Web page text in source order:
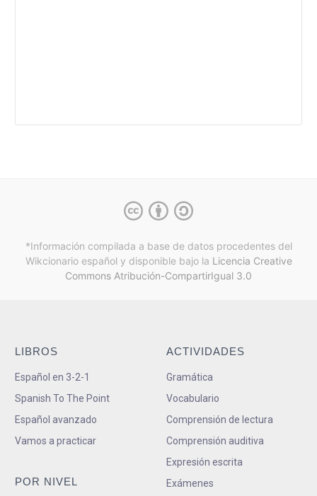
*Información compilada a base de datos procedentes del
Wikcionario español y disponible bajo la Licencia Creative
Commons Atribución-CompartirIgual 3.0
LIBROS
Español en 3-2-1
Spanish To The Point
Español avanzado
Vamos a practicar
POR NIVEL
ACTIVIDADES
Gramática
Vocabulario
Comprensión de lectura
Comprensión auditiva
Expresión escrita
Exámenes